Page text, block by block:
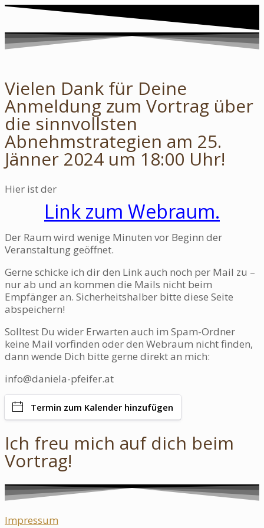
Vielen Dank für Deine
Anmeldung zum Vortrag über
die sinnvollsten
Abnehmstrategien am 25.
Jänner 2024 um 18:00 Uhr!
Hier ist der
Link zum Webraum.
Der Raum wird wenige Minuten vor Beginn der
Veranstaltung geöffnet.
Gerne schicke ich dir den Link auch noch per Mail zu –
nur ab und an kommen die Mails nicht beim
Empfänger an. Sicherheitshalber bitte diese Seite
abspeichern!
Solltest Du wider Erwarten auch im Spam-Ordner
keine Mail vorfinden oder den Webraum nicht finden,
dann wende Dich bitte gerne direkt an mich:
info@daniela-pfeifer.at
Termin zum Kalender hinzufügen
Ich freu mich auf dich beim
Vortrag!
Impressum